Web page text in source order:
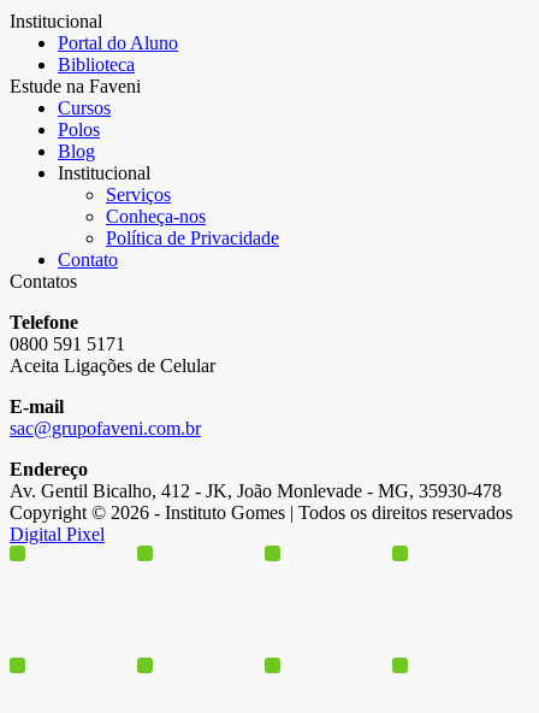
Institucional
Portal do Aluno
Biblioteca
Estude na Faveni
Cursos
Polos
Blog
Institucional
Serviços
Conheça-nos
Política de Privacidade
Contato
Contatos
Telefone
0800 591 5171
Aceita Ligações de Celular
E-mail
sac@grupofaveni.com.br
Endereço
Av. Gentil Bicalho, 412 - JK, João Monlevade - MG, 35930-478
Copyright © 2026 - Instituto Gomes | Todos os direitos reservados
Digital Pixel